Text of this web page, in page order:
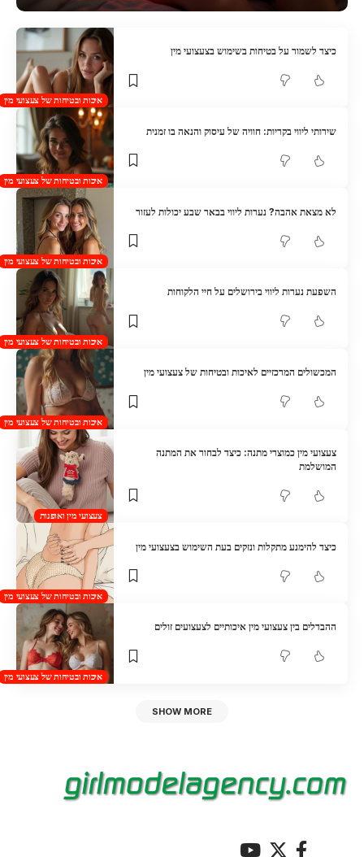
איכות ובטיחות של צעצועי מין
כיצד לשמור על בטיחות בשימוש בצעצועי מין
איכות ובטיחות של צעצועי מין
שירותי ליווי בקריות: חוויה של עיסוק והנאה בו זמנית
איכות ובטיחות של צעצועי מין
לא מצאת אהבה? נערות ליווי בבאר שבע יכולות לעזור
איכות ובטיחות של צעצועי מין
השפעת נערות ליווי בירושלים על חיי הלקוחות
איכות ובטיחות של צעצועי מין
המכשולים המרכזיים לאיכות ובטיחות של צעצועי מין
צעצועי מין ואופנות
צעצועי מין כמוצרי מתנה: כיצד לבחור את המתנה
המושלמת
איכות ובטיחות של צעצועי מין
כיצד להימנע מתקלות ונזקים בעת השימוש בצעצועי מין
איכות ובטיחות של צעצועי מין
ההבדלים בין צעצועי מין איכותיים לצעצועים זולים
SHOW MORE